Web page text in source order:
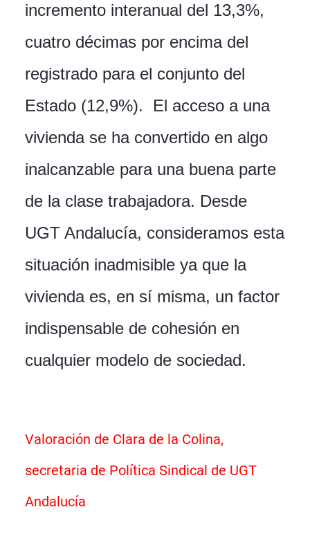
incremento interanual del 13,3%,
cuatro décimas por encima del
registrado para el conjunto del
Estado (12,9%). El acceso a una
vivienda se ha convertido en algo
inalcanzable para una buena parte
de la clase trabajadora. Desde
UGT Andalucía, consideramos esta
situación inadmisible ya que la
vivienda es, en sí misma, un factor
indispensable de cohesión en
cualquier modelo de sociedad.
Valoración de Clara de la Colina,
secretaria de Política Sindical de UGT
Andalucía